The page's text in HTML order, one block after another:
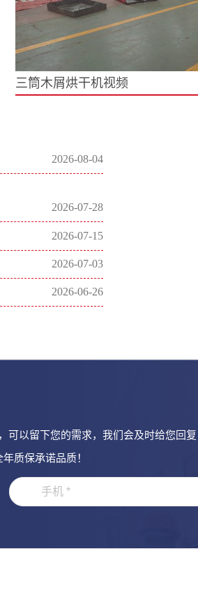
三筒木屑烘干机视频
2026-08-04
2026-07-28
2026-07-15
2026-07-03
2026-06-26
以留下您的需求，我们会及时给您回复
质保承诺品质！